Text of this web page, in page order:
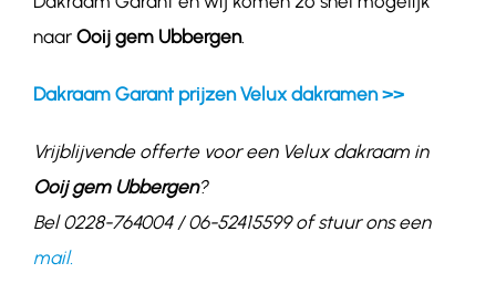
naar Ooij gem Ubbergen.
Dakraam Garant prijzen Velux dakramen >>
Vrijblijvende offerte voor een Velux dakraam in
Ooij gem Ubbergen?
Bel 0228-764004 / 06-52415599 of stuur ons een
mail.